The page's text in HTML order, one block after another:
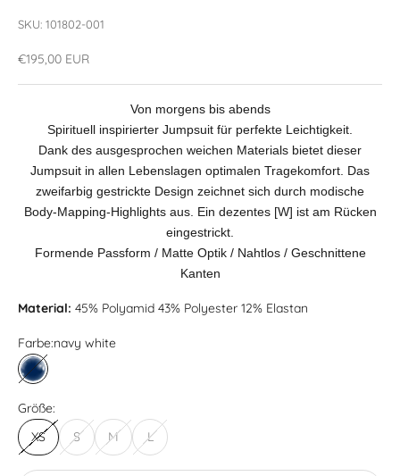
SKU: 101802-001
Angebot
€195,00 EUR
Von morgens bis abends
Spirituell inspirierter Jumpsuit für perfekte Leichtigkeit.
Dank des ausgesprochen weichen Materials bietet dieser
Jumpsuit in allen Lebenslagen optimalen Tragekomfort. Das
zweifarbig gestrickte Design zeichnet sich durch modische
Body-Mapping-Highlights aus. Ein dezentes [W] ist am Rücken
eingestrickt.
Formende Passform / Matte Optik / Nahtlos / Geschnittene
Kanten
Material: 45% Polyamid 43% Polyester 12% Elastan
Farbe:navy white
navy white
Größe:
XS
S M L